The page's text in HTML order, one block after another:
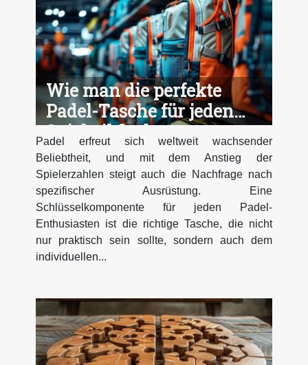
Wie man die perfekte
Padel-Tasche für jeden
Spielstil findet
Padel erfreut sich weltweit wachsender
Beliebtheit, und mit dem Anstieg der
Spielerzahlen steigt auch die Nachfrage nach
spezifischer Ausrüstung. Eine
Schlüsselkomponente für jeden Padel-
Enthusiasten ist die richtige Tasche, die nicht
nur praktisch sein sollte, sondern auch dem
individuellen...